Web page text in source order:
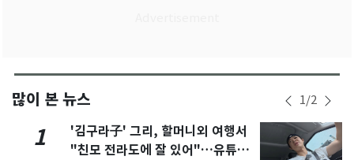
많이 본 뉴스 1/2
1
'김구라子' 그리, 할머니외 여행서
"친모 전라도에 잘 있어"…유튜브